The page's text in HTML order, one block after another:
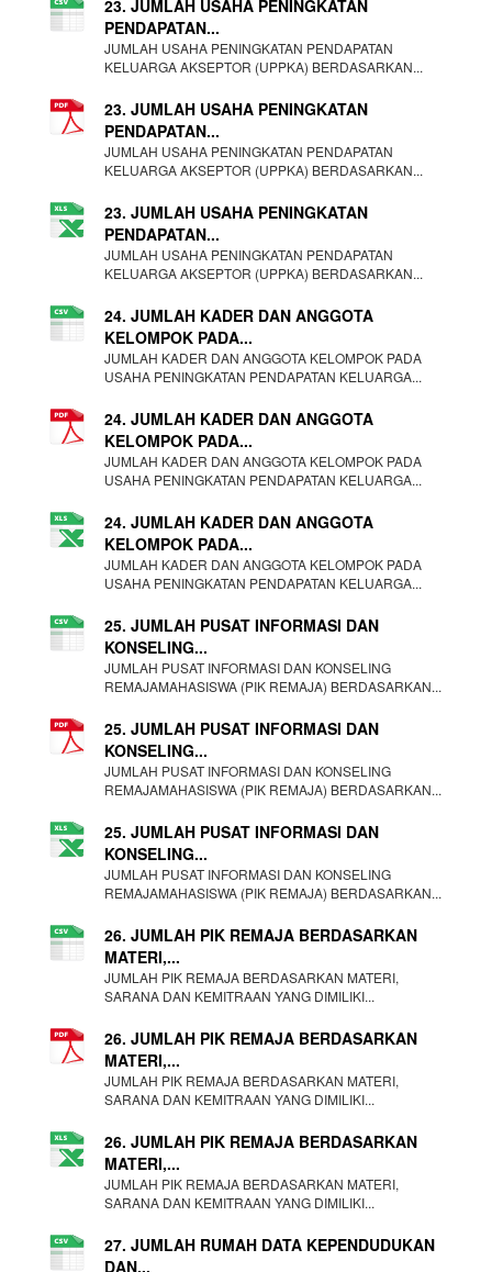
23. JUMLAH USAHA PENINGKATAN
PENDAPATAN...
JUMLAH USAHA PENINGKATAN PENDAPATAN
KELUARGA AKSEPTOR (UPPKA) BERDASARKAN...
23. JUMLAH USAHA PENINGKATAN
PENDAPATAN...
JUMLAH USAHA PENINGKATAN PENDAPATAN
KELUARGA AKSEPTOR (UPPKA) BERDASARKAN...
23. JUMLAH USAHA PENINGKATAN
PENDAPATAN...
JUMLAH USAHA PENINGKATAN PENDAPATAN
KELUARGA AKSEPTOR (UPPKA) BERDASARKAN...
24. JUMLAH KADER DAN ANGGOTA
KELOMPOK PADA...
JUMLAH KADER DAN ANGGOTA KELOMPOK PADA
USAHA PENINGKATAN PENDAPATAN KELUARGA...
24. JUMLAH KADER DAN ANGGOTA
KELOMPOK PADA...
JUMLAH KADER DAN ANGGOTA KELOMPOK PADA
USAHA PENINGKATAN PENDAPATAN KELUARGA...
24. JUMLAH KADER DAN ANGGOTA
KELOMPOK PADA...
JUMLAH KADER DAN ANGGOTA KELOMPOK PADA
USAHA PENINGKATAN PENDAPATAN KELUARGA...
25. JUMLAH PUSAT INFORMASI DAN
KONSELING...
JUMLAH PUSAT INFORMASI DAN KONSELING
REMAJAMAHASISWA (PIK REMAJA) BERDASARKAN...
25. JUMLAH PUSAT INFORMASI DAN
KONSELING...
JUMLAH PUSAT INFORMASI DAN KONSELING
REMAJAMAHASISWA (PIK REMAJA) BERDASARKAN...
25. JUMLAH PUSAT INFORMASI DAN
KONSELING...
JUMLAH PUSAT INFORMASI DAN KONSELING
REMAJAMAHASISWA (PIK REMAJA) BERDASARKAN...
26. JUMLAH PIK REMAJA BERDASARKAN
MATERI,...
JUMLAH PIK REMAJA BERDASARKAN MATERI,
SARANA DAN KEMITRAAN YANG DIMILIKI...
26. JUMLAH PIK REMAJA BERDASARKAN
MATERI,...
JUMLAH PIK REMAJA BERDASARKAN MATERI,
SARANA DAN KEMITRAAN YANG DIMILIKI...
26. JUMLAH PIK REMAJA BERDASARKAN
MATERI,...
JUMLAH PIK REMAJA BERDASARKAN MATERI,
SARANA DAN KEMITRAAN YANG DIMILIKI...
27. JUMLAH RUMAH DATA KEPENDUDUKAN
DAN...